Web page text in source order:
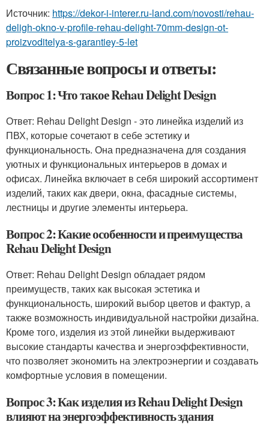
Источник: https://dekor-i-interer.ru-land.com/novosti/rehau-
deligh-okno-v-profile-rehau-delight-70mm-design-ot-
proizvoditelya-s-garantiey-5-let
Связанные вопросы и ответы:
Вопрос 1: Что такое Rehau Delight Design
Ответ: Rehau Delight Design - это линейка изделий из
ПВХ, которые сочетают в себе эстетику и
функциональность. Она предназначена для создания
уютных и функциональных интерьеров в домах и
офисах. Линейка включает в себя широкий ассортимент
изделий, таких как двери, окна, фасадные системы,
лестницы и другие элементы интерьера.
Вопрос 2: Какие особенности и преимущества
Rehau Delight Design
Ответ: Rehau Delight Design обладает рядом
преимуществ, таких как высокая эстетика и
функциональность, широкий выбор цветов и фактур, а
также возможность индивидуальной настройки дизайна.
Кроме того, изделия из этой линейки выдерживают
высокие стандарты качества и энергоэффективности,
что позволяет экономить на электроэнергии и создавать
комфортные условия в помещении.
Вопрос 3: Как изделия из Rehau Delight Design
влияют на энергоэффективность здания